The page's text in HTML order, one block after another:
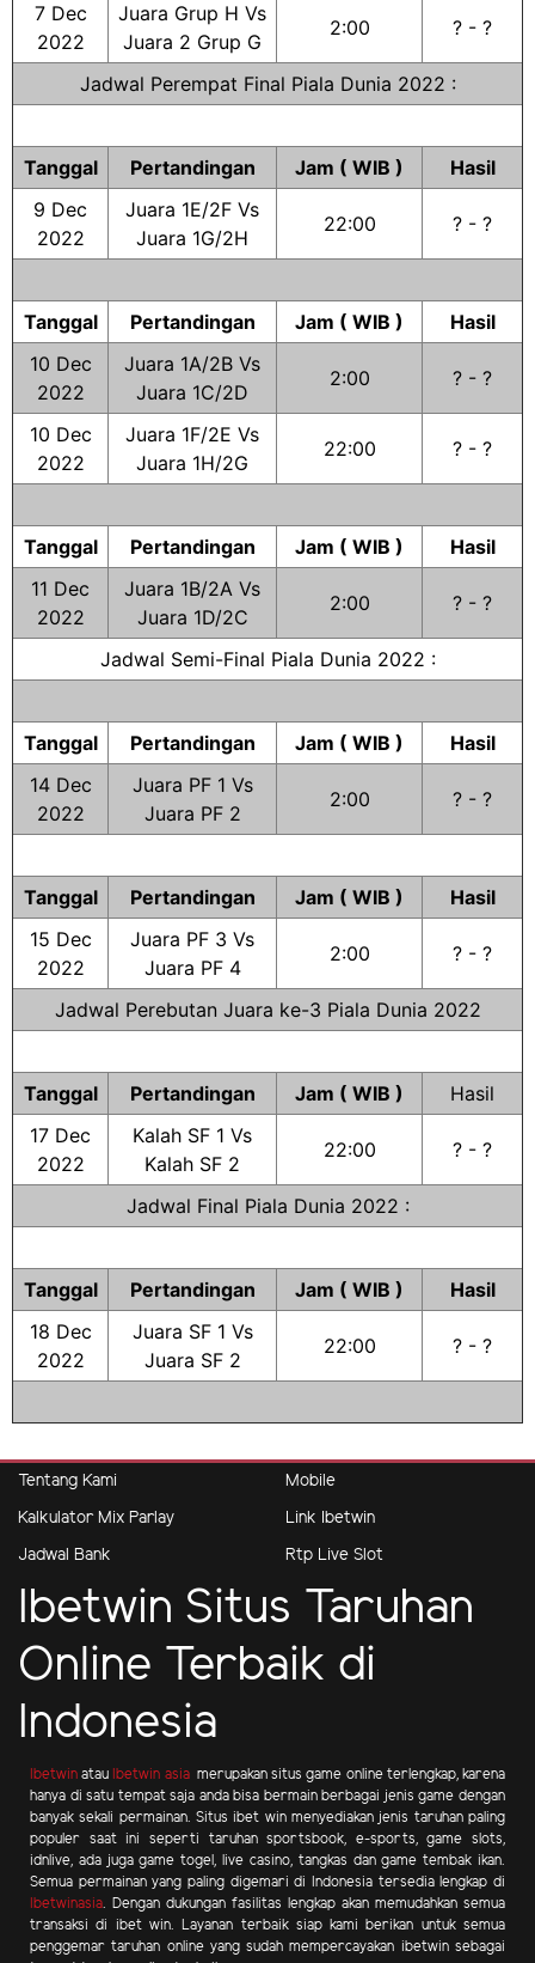
7 Dec
2022
Juara Grup H Vs
Juara 2 Grup G
2:00 ? - ?
Jadwal Perempat Final Piala Dunia 2022 :
Tanggal Pertandingan Jam ( WIB )
Hasil
9 Dec
2022
Juara 1E/2F Vs
Juara 1G/2H
22:00 ? - ?
Tanggal Pertandingan Jam ( WIB )
Hasil
10 Dec
2022
Juara 1A/2B Vs
Juara 1C/2D
2:00 ? - ?
10 Dec
2022
Juara 1F/2E Vs
Juara 1H/2G
22:00 ? - ?
Tanggal Pertandingan Jam ( WIB )
Hasil
11 Dec
2022
Juara 1B/2A Vs
Juara 1D/2C
2:00 ? - ?
Jadwal Semi-Final Piala Dunia 2022 :
Tanggal Pertandingan Jam ( WIB )
Hasil
14 Dec
2022
Juara PF 1 Vs
Juara PF 2
2:00 ? - ?
Tanggal Pertandingan Jam ( WIB )
Hasil
15 Dec
2022
Juara PF 3 Vs
Juara PF 4
2:00 ? - ?
Jadwal Perebutan Juara ke-3 Piala Dunia 2022
Tanggal Pertandingan Jam ( WIB )
Hasil
17 Dec
2022
Kalah SF 1 Vs
Kalah SF 2
22:00 ? - ?
Jadwal Final Piala Dunia 2022 :
Tanggal Pertandingan Jam ( WIB )
Hasil
18 Dec
2022
Juara SF 1 Vs
Juara SF 2
22:00 ? - ?
Tentang Kami
Mobile
Kalkulator Mix Parlay
Link Ibetwin
Jadwal Bank
Rtp Live Slot
Ibetwin Situs Taruhan
Online Terbaik di
Indonesia
Ibetwin atauIbetwin asiamerupakan situs game online terlengkap, karena
hanya di satu tempat saja anda bisa bermain berbagai jenis game dengan
banyak sekali permainan. Situs ibet win menyediakan jenis taruhan paling
populer saat ini seperti taruhan sportsbook, e-sports, game slots,
idnlive, ada juga game togel, live casino, tangkas dan game tembak ikan.
Semua permainan yang paling digemari di Indonesia tersedia lengkap di
Ibetwinasia. Dengan dukungan fasilitas lengkap akan memudahkan semua
transaksi di ibet win. Layanan terbaik siap kami berikan untuk semua
penggemar taruhan online yang sudah mempercayakan ibetwin sebagai